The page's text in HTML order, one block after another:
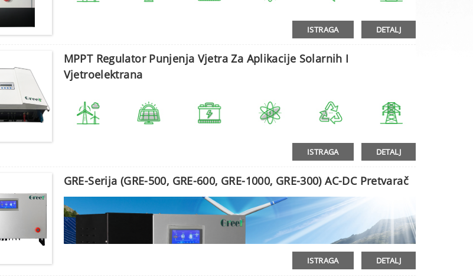
ISTRAGA DETALJ
MPPT Regulator Punjenja Vjetra Za Aplikacije Solarnih I
Vjetroelektrana
ISTRAGA DETALJ
GRE-Serija (GRE-500, GRE-600, GRE-1000, GRE-300) AC-DC Pretvarač
ISTRAGA DETALJ